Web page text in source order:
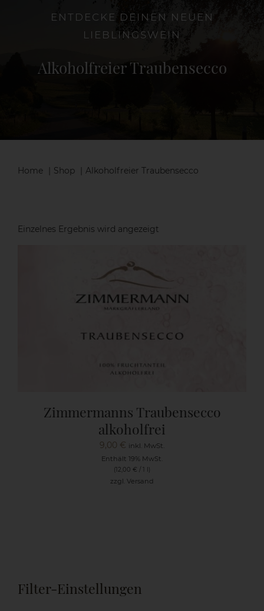
ENTDECKE DEINEN NEUEN
LIEBLINGSWEIN
Alkoholfreier Traubensecco
Home Shop Alkoholfreier Traubensecco
Einzelnes Ergebnis wird angezeigt
Zimmermanns Traubensecco
alkoholfrei
9,00 € inkl. MwSt.
Enthält 19% MwSt.
(12,00 € / 1 l)
zzgl. Versand
Filter-Einstellungen